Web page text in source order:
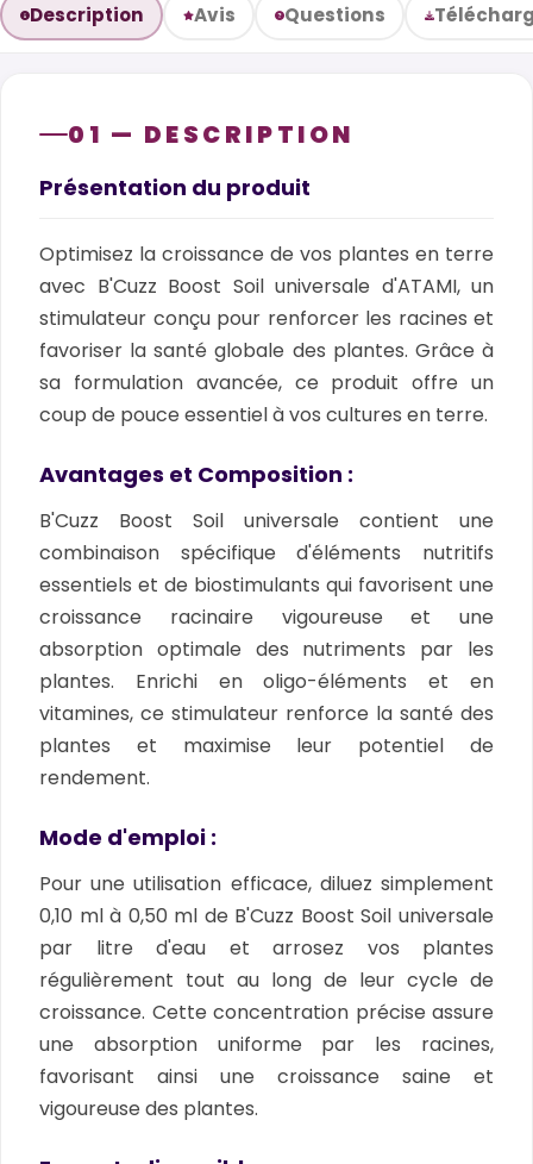
Description Avis Questions
01 — DESCRIPTION
Présentation du produit
Optimisez la croissance de vos plantes en terre
avec B'Cuzz Boost Soil universale d'ATAMI, un
stimulateur conçu pour renforcer les racines et
favoriser la santé globale des plantes. Grâce à
sa formulation avancée, ce produit offre un
coup de pouce essentiel à vos cultures en terre.
Avantages et Composition :
B'Cuzz Boost Soil universale contient une
combinaison spécifique d'éléments nutritifs
essentiels et de biostimulants qui favorisent une
croissance racinaire vigoureuse et une
absorption optimale des nutriments par les
plantes. Enrichi en oligo-éléments et en
vitamines, ce stimulateur renforce la santé des
plantes et maximise leur potentiel de
rendement.
Mode d'emploi :
Pour une utilisation efficace, diluez simplement
0,10 ml à 0,50 ml de B'Cuzz Boost Soil universale
par litre d'eau et arrosez vos plantes
régulièrement tout au long de leur cycle de
croissance. Cette concentration précise assure
une absorption uniforme par les racines,
favorisant ainsi une croissance saine et
vigoureuse des plantes.